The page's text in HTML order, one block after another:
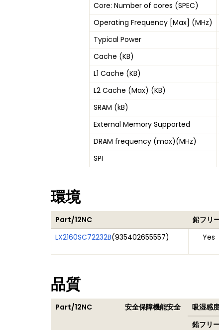
Core: Number of cores (SPEC)
Operating Frequency [Max] (MHz)
Typical Power
Cache (KB)
L1 Cache (KB)
L2 Cache (Max) (KB)
SRAM (kB)
External Memory Supported
DRAM frequency (max)(MHz)
SPI
環境
Part/12NC 鉛フリ
LX2160SC72232B(935402655557) Yes
品質
Part/12NC 安全保障機能安全 吸湿感
鉛フリ